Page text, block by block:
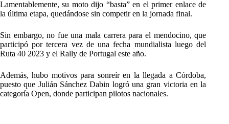
Lamentablemente, su moto dijo “basta” en el primer enlace de
la última etapa, quedándose sin competir en la jornada final.
Sin embargo, no fue una mala carrera para el mendocino, que
participó por tercera vez de una fecha mundialista luego del
Ruta 40 2023 y el Rally de Portugal este año.
Además, hubo motivos para sonreír en la llegada a Córdoba,
puesto que Julián Sánchez Dabin logró una gran victoria en la
categoría Open, donde participan pilotos nacionales.